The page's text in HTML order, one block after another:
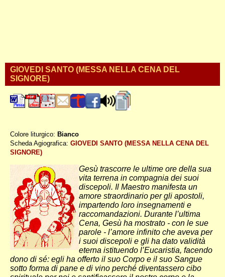
GIOVEDI SANTO (MESSA NELLA CENA DEL
SIGNORE)
Colore liturgico: Bianco
Scheda Agiografica: GIOVEDI SANTO (MESSA NELLA CENA DEL
SIGNORE)
Gesù trascorre le ultime ore della sua
vita terrena in compagnia dei suoi
discepoli. Il Maestro manifesta un
amore straordinario per gli apostoli,
impartendo loro insegnamenti e
raccomandazioni. Durante l’ultima
Cena, Gesù ha mostrato - con le sue
parole - l’amore infinito che aveva per
i suoi discepoli e gli ha dato validità
eterna istituendo l’Eucaristia, facendo
dono di sé: egli ha offerto il suo Corpo e il suo Sangue
sotto forma di pane e di vino perché diventassero cibo